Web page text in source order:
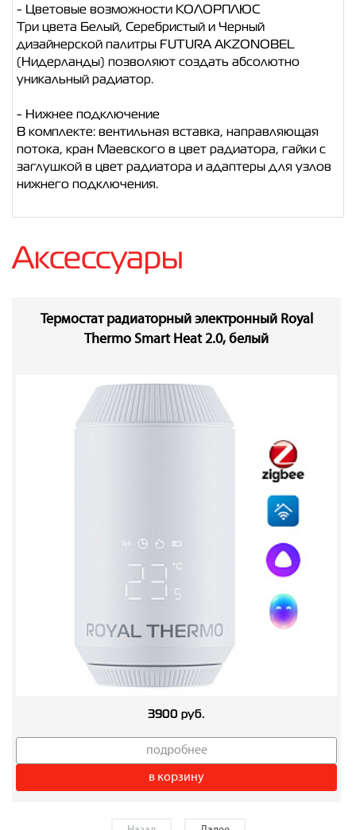
- Цветовые возможности КОЛОРПЛЮС
Три цвета Белый, Серебристый и Черный
дизайнерской палитры FUTURA AKZONOBEL
(Нидерланды) позволяют создать абсолютно
уникальный радиатор.
- Нижнее подключение
В комплекте: вентильная вставка, направляющая
потока, кран Маевского в цвет радиатора, гайки с
заглушкой в цвет радиатора и адаптеры для узлов
нижнего подключения.
Аксессуары
Термостат радиаторный электронный Royal
Thermo Smart Heat 2.0, белый
3900 руб.
подробнее
в корзину